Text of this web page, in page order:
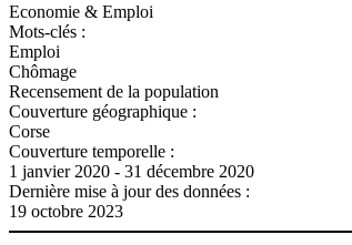
Economie & Emploi
Mots-clés :
Emploi
Chômage
Recensement de la population
Couverture géographique :
Corse
Couverture temporelle :
1 janvier 2020 - 31 décembre 2020
Dernière mise à jour des données :
19 octobre 2023